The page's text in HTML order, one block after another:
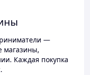
—
магазины,
Каждая покупка